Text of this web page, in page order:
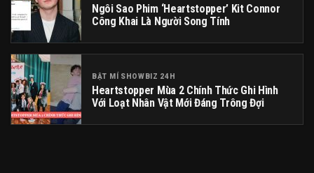
Ngôi Sao Phim ‘Heartstopper’ Kit Connor
Công Khai Là Người Song Tính
BẬT MÍ SHOWBIZ 24H
Heartstopper Mùa 2 Chính Thức Ghi Hình
Với Loạt Nhân Vật Mới Đáng Trông Đợi